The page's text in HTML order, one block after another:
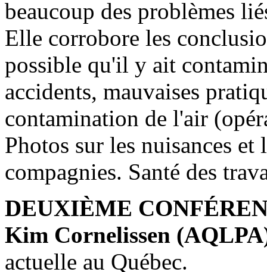
beaucoup des problèmes
Elle corrobore les
possible qu'il y ait
accidents, mauvaises
contamination de l'air
Photos sur les nuisances
compagnies. Santé des
DEUXIÈME
Kim Cornelissen
actuelle au Québec.